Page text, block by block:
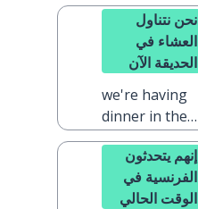
نحن نتناول
العشاء في
الحديقة الآن
we're having
dinner in the
garden right
nowإنهم يتحدثون
الفرنسية في
الوقت الحالي